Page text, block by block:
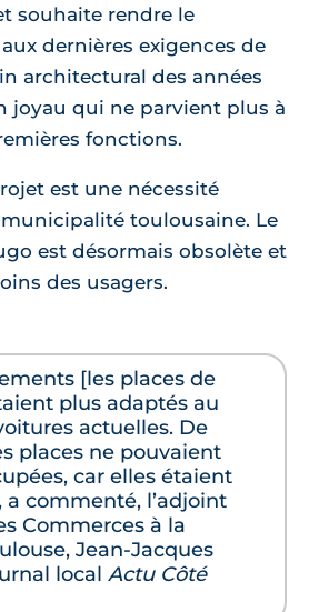
souhaite rendre le
dernières exigences de
architectural des années
joyau qui ne parvient plus à
fonctions.
est une nécessité
toulousaine. Le
est désormais obsolète et
des usagers.
[les places de
plus adaptés au
actuelles. De
places ne pouvaient
car elles étaient
a commenté, l’adjoint
Commerces à la
Jean-Jacques
local Actu Côté